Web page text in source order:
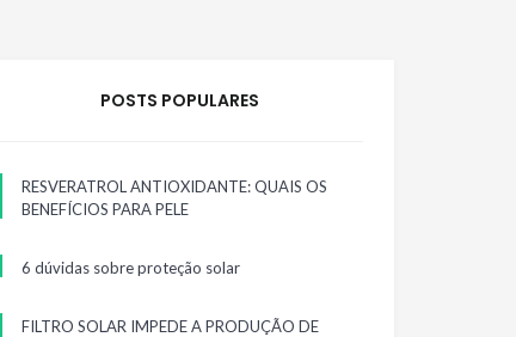
POSTS POPULARES
RESVERATROL ANTIOXIDANTE: QUAIS OS
BENEFÍCIOS PARA PELE
6 dúvidas sobre proteção solar
FILTRO SOLAR IMPEDE A PRODUÇÃO DE